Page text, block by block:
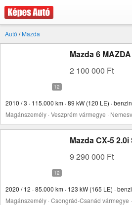
Autó /Mazda
Mazda 6
2 100 000 Ft
2010 / 3 · 115.000 km · 89 kW (120 LE) ·
Magánszemély · Veszprém vármegye ·
Mazda CX-5
9 290 000 Ft
2020 / 12 · 85.000 km · 123 kW (165 LE) ·
Magánszemély · Csongrád-Csanád vármegye